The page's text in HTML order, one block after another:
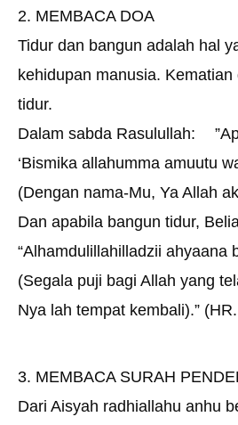
2. MEMBACA DOA
Tidur dan bangun adalah hal
kehidupan manusia.
tidur.
Dalam sabda Rasulullah:
‘Bismika allahumma amuutu
(Dengan nama-Mu, Ya Allah
Dan apabila bangun tidur,
“Alhamdulillahilladzii ahyaana
(Segala puji bagi Allah yang
Nya lah tempat kembali).”
3. MEMBACA SURAH
Dari Aisyah radhiallahu anhu